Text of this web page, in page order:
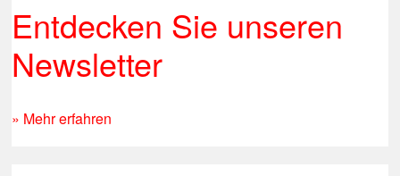
Entdecken Sie unseren
Newsletter
» Mehr erfahren